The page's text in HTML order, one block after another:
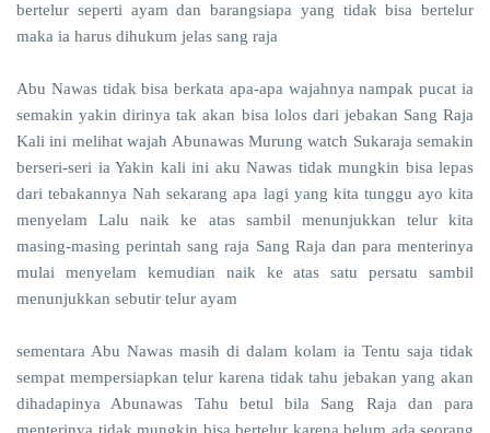
bertelur seperti ayam dan barangsiapa yang tidak bisa bertelur
maka ia harus dihukum jelas sang raja
Abu Nawas tidak bisa berkata apa-apa wajahnya nampak pucat ia
semakin yakin dirinya tak akan bisa lolos dari jebakan Sang Raja
Kali ini melihat wajah Abunawas Murung watch Sukaraja semakin
berseri-seri ia Yakin kali ini aku Nawas tidak mungkin bisa lepas
dari tebakannya Nah sekarang apa lagi yang kita tunggu ayo kita
menyelam Lalu naik ke atas sambil menunjukkan telur kita
masing-masing perintah sang raja Sang Raja dan para menterinya
mulai menyelam kemudian naik ke atas satu persatu sambil
menunjukkan sebutir telur ayam
sementara Abu Nawas masih di dalam kolam ia Tentu saja tidak
sempat mempersiapkan telur karena tidak tahu jebakan yang akan
dihadapinya Abunawas Tahu betul bila Sang Raja dan para